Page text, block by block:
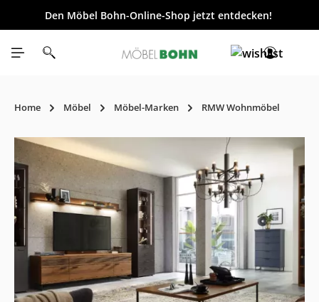
springen
Den Möbel Bohn-Online-Shop jetzt entdecken!
Home Möbel Möbel-Marken RMW Wohnmöbel